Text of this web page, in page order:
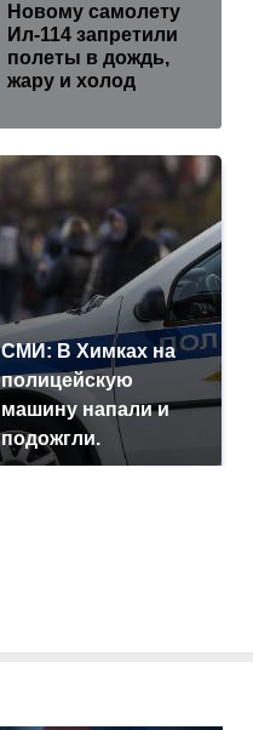
Новому самолету
Ил-114 запретили
полеты в дождь,
жару и холод
СМИ: В Химках на
полицейскую
машину напали и
подожгли.